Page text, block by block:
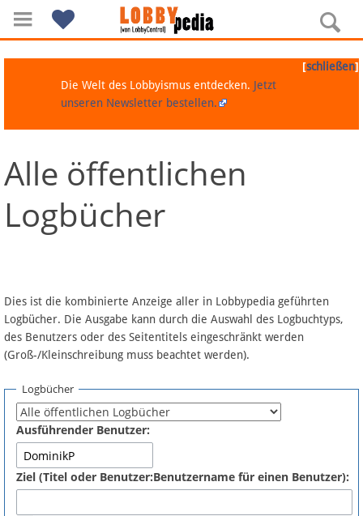
Navigation
Über Lobbypedia
Artikel nach Kategorien
FAQ
Fördermitglied werden
Fehler melden
[schließen]
Die Welt des Lobbyismus entdecken. Jetzt
unseren Newsletter bestellen.
Alle öffentlichen
Logbücher
Dies ist die kombinierte Anzeige aller in Lobbypedia geführten
Logbücher. Die Ausgabe kann durch die Auswahl des Logbuchtyps,
des Benutzers oder des Seitentitels eingeschränkt werden
(Groß-/Kleinschreibung muss beachtet werden).
Logbücher
Ausführender Benutzer:
Ziel (Titel oder Benutzer:Benutzername für einen Benutzer):